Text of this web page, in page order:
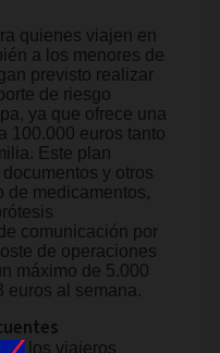
quienes viajen en
a los menores de
previsto realizar
de riesgo
ya que ofrece una
100.000 euros tanto
Este plan
y otros
de medicamentos,
comunicación por
de operaciones
máximo de 5.000
euros al semana.
los viajeros